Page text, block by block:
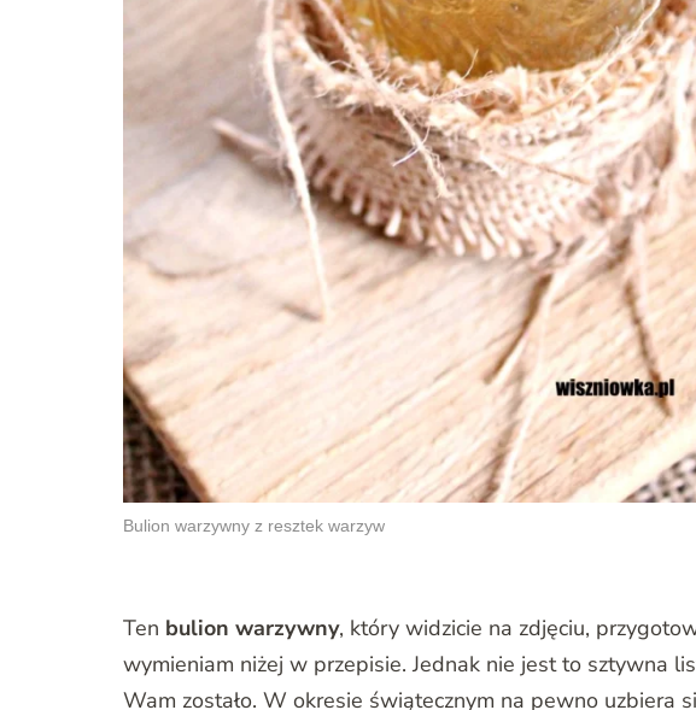
Bulion warzywny z resztek warzyw
Ten bulion warzywny, który widzicie na zdjęciu,
wymieniam niżej w przepisie. Jednak nie jest to sztywna
Wam zostało. W okresie świątecznym na pewno uzbiera